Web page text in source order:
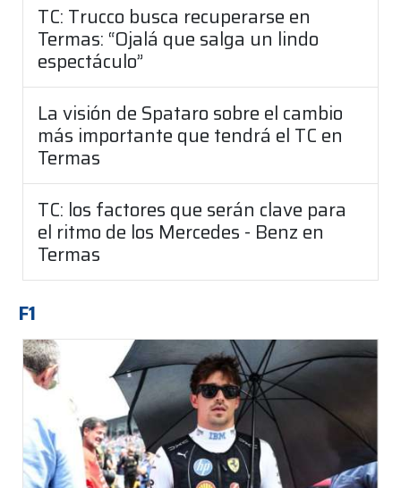
TC: Trucco busca recuperarse en
Termas: “Ojalá que salga un lindo
espectáculo”
La visión de Spataro sobre el cambio
más importante que tendrá el TC en
Termas
TC: los factores que serán clave para
el ritmo de los Mercedes - Benz en
Termas
F1